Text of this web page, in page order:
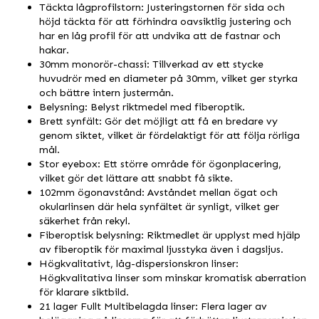
Täckta lågprofilstorn: Justeringstornen för sida och
höjd täckta för att förhindra oavsiktlig justering och
har en låg profil för att undvika att de fastnar och
hakar.
30mm monorör-chassi: Tillverkad av ett stycke
huvudrör med en diameter på 30mm, vilket ger styrka
och bättre intern justermån.
Belysning: Belyst riktmedel med fiberoptik.
Brett synfält: Gör det möjligt att få en bredare vy
genom siktet, vilket är fördelaktigt för att följa rörliga
mål.
Stor eyebox: Ett större område för ögonplacering,
vilket gör det lättare att snabbt få sikte.
102mm ögonavstånd: Avståndet mellan ögat och
okularlinsen där hela synfältet är synligt, vilket ger
säkerhet från rekyl.
Fiberoptisk belysning: Riktmedlet är upplyst med hjälp
av fiberoptik för maximal ljusstyka även i dagsljus.
Högkvalitativt, låg-dispersionskron linser:
Högkvalitativa linser som minskar kromatisk aberration
för klarare siktbild.
21 lager Fullt Multibelagda linser: Flera lager av